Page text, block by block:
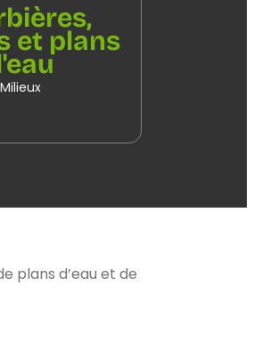
et plans
Milieux
plans d’eau et de